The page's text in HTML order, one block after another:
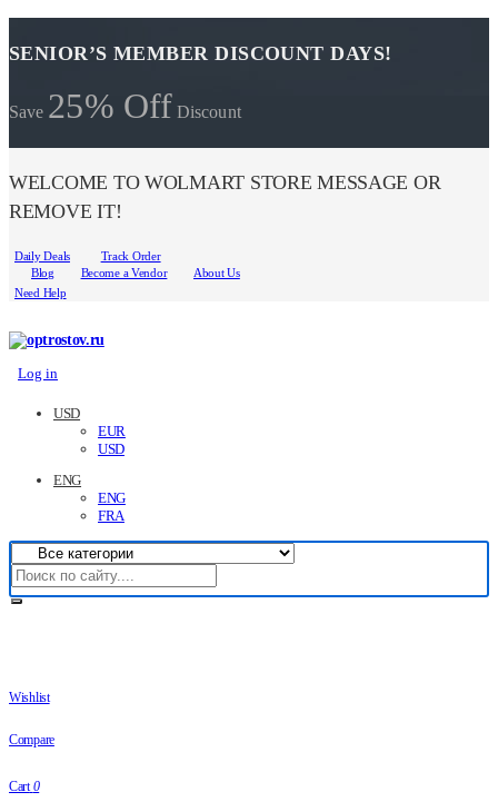
SENIOR’S MEMBER DISCOUNT DAYS!
Save 25% Off Discount
WELCOME TO WOLMART STORE MESSAGE OR
REMOVE IT!
Daily Deals
Track Order
Blog
Become a Vendor
About Us
Need Help
Log in
USD
EUR
USD
ENG
ENG
FRA
Wishlist
Compare
Cart 0